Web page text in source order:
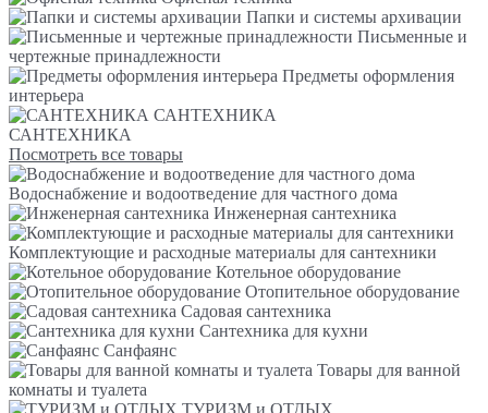
Папки и системы архивации
Письменные и
чертежные принадлежности
Предметы оформления
интерьера
САНТЕХНИКА
САНТЕХНИКА
Посмотреть все товары
Водоснабжение и водоотведение для частного дома
Инженерная сантехника
Комплектующие и расходные материалы для сантехники
Котельное оборудование
Отопительное оборудование
Садовая сантехника
Сантехника для кухни
Санфаянс
Товары для ванной
комнаты и туалета
ТУРИЗМ и ОТДЫХ